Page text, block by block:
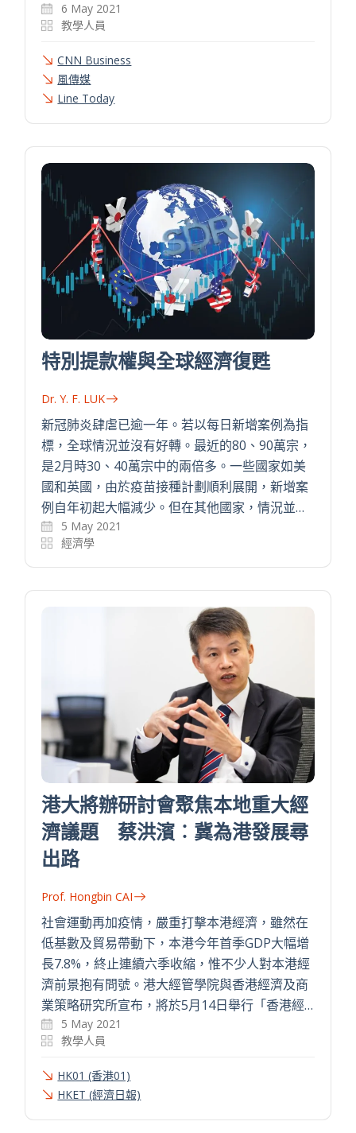
6 May 2021
教學人員
CNN Business
風傳媒
Line Today
特別提款權與全球經濟復甦
Dr. Y. F. LUK
新冠肺炎肆虐已逾一年。若以每日新增案例為指
標，全球情況並沒有好轉。最近的80、90萬宗，
是2月時30、40萬宗中的兩倍多。一些國家如美
國和英國，由於疫苗接種計劃順利展開，新增案
例自年初起大幅減少。但在其他國家，情況並…
5 May 2021
經濟學
港大將辦研討會聚焦本地重大經
濟議題 蔡洪濱︰冀為港發展尋
出路
Prof. Hongbin CAI
社會運動再加疫情，嚴重打擊本港經濟，雖然在
低基數及貿易帶動下，本港今年首季GDP大幅增
長7.8%，終止連續六季收縮，惟不少人對本港經
濟前景抱有問號。港大經管學院與香港經濟及商
業策略研究所宣布，將於5月14日舉行「香港經…
5 May 2021
教學人員
HK01 (香港01)
HKET (經濟日報)